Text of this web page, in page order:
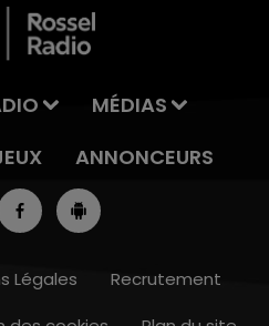
MÉDIAS
ANNONCEURS
Légales
Recrutement